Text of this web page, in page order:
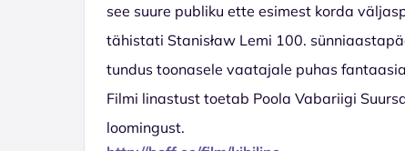
see suure publiku ette esimest korda
tähistati Stanisław Lemi 100.
tundus toonasele vaatajale puhas
Filmi linastust toetab Poola Vabariigi
loomingust.